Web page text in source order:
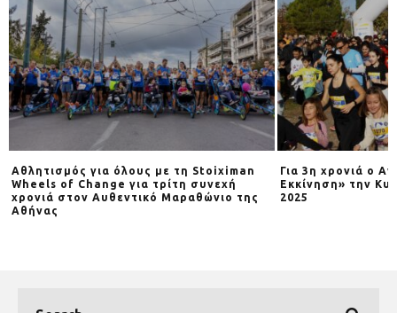
Αθλητισμός για όλους με τη Stoiximan
Wheels of Change για τρίτη συνεχή
χρονιά στον Αυθεντικό Μαραθώνιο της
Αθήνας
Για 3η χρονιά o
Εκκίνηση» την
2025